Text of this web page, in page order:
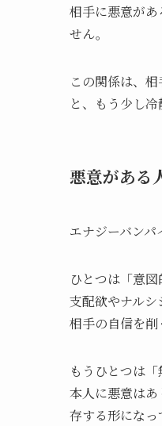
相手に悪意が
せん。
この関係は、
と、もう少し冷
悪意がある
エナジーバンパ
ひとつは「意図
支配欲やナルシ
相手の自信を削
もうひとつは「
本人に悪意は
存する形になっ